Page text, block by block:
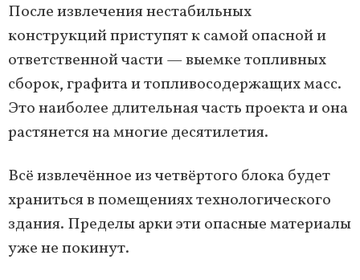
После извлечения нестабильных
конструкций приступят к самой опасной и
ответственной части — выемке топливных
сборок, графита и топливосодержащих масс.
Это наиболее длительная часть проекта и она
растянется на многие десятилетия.
Всё извлечённое из четвёртого блока будет
храниться в помещениях технологического
здания. Пределы арки эти опасные материалы
уже не покинут.